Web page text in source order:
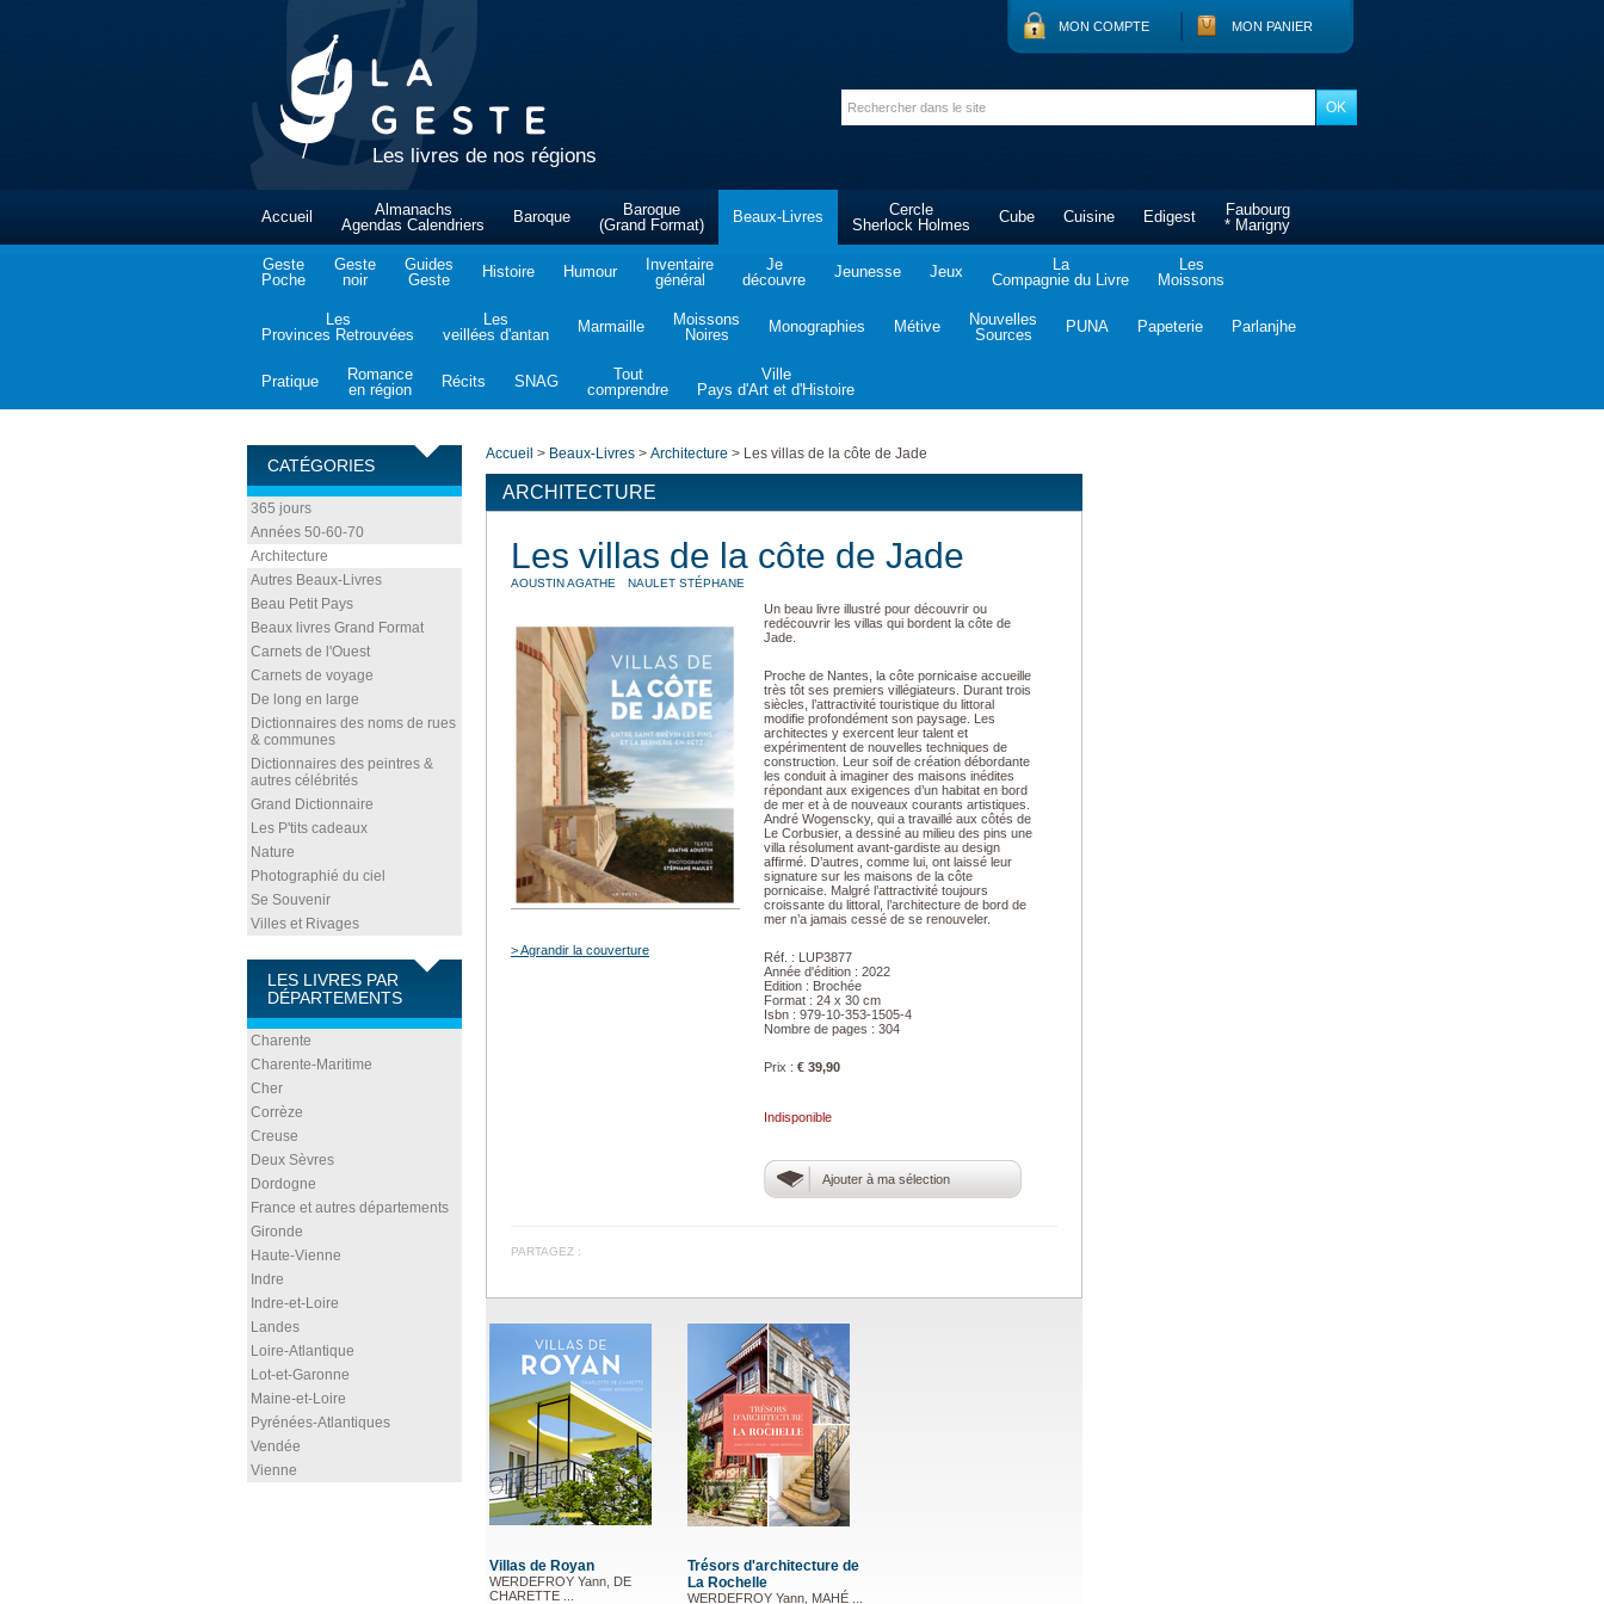
Les livres de nos régions
MON COMPTE MON PANIER
Accueil
Almanachs
Agendas Calendriers
Baroque
Baroque
(Grand Format)
Beaux-Livres
Cercle
Sherlock Holmes
Cube Cuisine Edigest
Faubourg
* Marigny
Geste
Poche
Geste
noir
Guides
Geste
Histoire Humour
Inventaire
général
Je
découvre
Jeunesse Jeux
La
Compagnie du Livre
Les
Moissons
Les
Provinces Retrouvées
Les
veillées d'antan
Marmaille
Moissons
Noires
Monographies Métive
Nouvelles
Sources
PUNA Papeterie Parlanjhe
Pratique
Romance
en région
Récits SNAG
Tout
comprendre
Ville
Pays d'Art et d'Histoire
CATÉGORIES
365 jours
Années 50-60-70
Architecture
Autres Beaux-Livres
Beau Petit Pays
Beaux livres Grand Format
Carnets de l'Ouest
Carnets de voyage
De long en large
Dictionnaires des noms de rues
& communes
Dictionnaires des peintres &
autres célébrités
Grand Dictionnaire
Les P'tits cadeaux
Nature
Photographié du ciel
Se Souvenir
Villes et Rivages
LES LIVRES PAR
DÉPARTEMENTS
Charente
Charente-Maritime
Cher
Corrèze
Creuse
Deux Sèvres
Dordogne
France et autres départements
Gironde
Haute-Vienne
Indre
Indre-et-Loire
Landes
Loire-Atlantique
Lot-et-Garonne
Maine-et-Loire
Pyrénées-Atlantiques
Vendée
Vienne
Accueil > Beaux-Livres > Architecture > Les villas de la côte de Jade
ARCHITECTURE
Les villas de la côte de Jade
AOUSTIN AGATHE NAULET STÉPHANE
> Agrandir la couverture
Un beau livre illustré pour découvrir ou
redécouvrir les villas qui bordent la côte de
Jade.
Proche de Nantes, la côte pornicaise accueille
très tôt ses premiers villégiateurs. Durant trois
siècles, l’attractivité touristique du littoral
modifie profondément son paysage. Les
architectes y exercent leur talent et
expérimentent de nouvelles techniques de
construction. Leur soif de création débordante
les conduit à imaginer des maisons inédites
répondant aux exigences d’un habitat en bord
de mer et à de nouveaux courants artistiques.
André Wogenscky, qui a travaillé aux côtés de
Le Corbusier, a dessiné au milieu des pins une
villa résolument avant-gardiste au design
affirmé. D’autres, comme lui, ont laissé leur
signature sur les maisons de la côte
pornicaise. Malgré l’attractivité toujours
croissante du littoral, l’architecture de bord de
mer n’a jamais cessé de se renouveler.
Réf. : LUP3877
Année d'édition : 2022
Edition : Brochée
Format : 24 x 30 cm
Isbn : 979-10-353-1505-4
Nombre de pages : 304
Prix : € 39,90
Indisponible
Ajouter à ma sélection
PARTAGEZ :
Villas de Royan
WERDEFROY Yann, DE
CHARETTE ...
Trésors d'architecture de
La Rochelle
WERDEFROY Yann, MAHÉ ...